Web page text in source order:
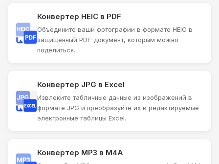
Конвертер HEIC в PDF
Объедините ваши фотографии в формате HEIC в
защищенный PDF-документ, которым можно
поделиться.
Конвертер JPG в Excel
Извлеките табличные данные из изображений в
формате JPG и преобразуйте их в редактируемые
электронные таблицы Excel.
Конвертер MP3 в M4A